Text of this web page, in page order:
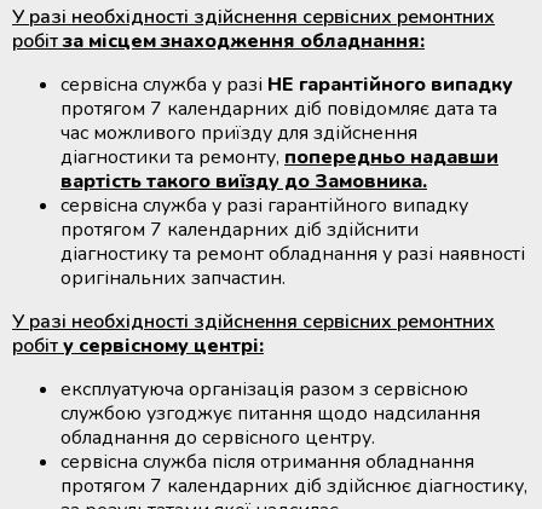
У разі необхідності здійснення сервісних ремонтних
робітза місцем знаходження обладнання:
сервісна служба у разі НЕ гарантійного випадку
протягом 7 календарних діб повідомляє дата та
час можливого приїзду для здійснення
діагностики та ремонту, попередньо надавши
вартість такого виїзду до Замовника.
сервісна служба у разі гарантійного випадку
протягом 7 календарних діб здійснити
діагностику та ремонт обладнання у разі наявності
оригінальних запчастин.
У разі необхідності здійснення сервісних ремонтних
робіту сервісному центрі:
експлуатуюча організація разом з сервісною
службою узгоджує питання щодо надсилання
обладнання до сервісного центру.
сервісна служба після отримання обладнання
протягом 7 календарних діб здійснює діагностику,